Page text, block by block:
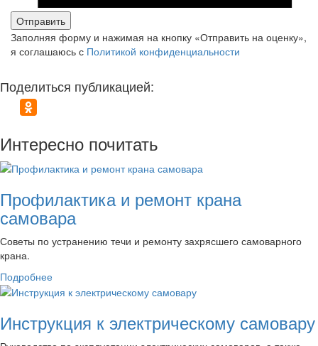
Заполняя форму и нажимая на кнопку «Отправить на оценку»,
я соглашаюсь с Политикой конфиденциальности
Поделиться публикацией:
Интересно почитать
Профилактика и ремонт крана
самовара
Советы по устранению течи и ремонту захрясшего самоварного
крана.
Подробнее
Инструкция к электрическому самовару